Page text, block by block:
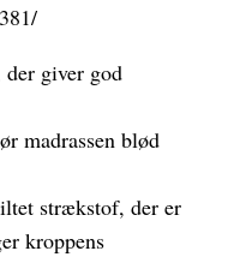
der giver god
madrassen blød
strækstof, der er
kroppens